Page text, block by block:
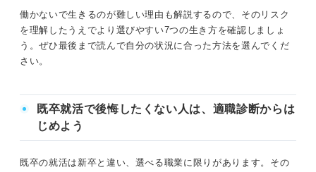
選択肢⑦収入を上げて資産形成してみる
働かないで生きるのを無理に目指すよりも自分に合
働かないで生きるのが難しい理由も解説するので、そのリスク
を理解したうえでより選びやすい7つの生き方を確認しましょ
う。ぜひ最後まで読んで自分の状況に合った方法を選んでくだ
さい。
既卒就活で後悔したくない人は、適職診断からは
じめよう
既卒の就活は新卒と違い、選べる職業に限りがあります。その
10年以内に働かなくてもお金がもらえる時代が来るって本
当？
①まったく働かないなら30歳時点でも6,000万程度は必要なた
め